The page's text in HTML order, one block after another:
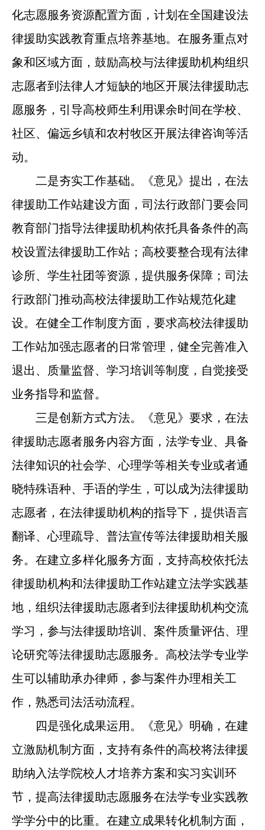
化志愿服务资源配置方面，计划在全国建设法
律援助实践教育重点培养基地。在服务重点对
象和区域方面，鼓励高校与法律援助机构组织
志愿者到法律人才短缺的地区开展法律援助志
愿服务，引导高校师生利用课余时间在学校、
社区、偏远乡镇和农村牧区开展法律咨询等活
动。
二是夯实工作基础。《意见》提出，在法
律援助工作站建设方面，司法行政部门要会同
教育部门指导法律援助机构依托具备条件的高
校设置法律援助工作站；高校要整合现有法律
诊所、学生社团等资源，提供服务保障；司法
行政部门推动高校法律援助工作站规范化建
设。在健全工作制度方面，要求高校法律援助
工作站加强志愿者的日常管理，健全完善准入
退出、质量监督、学习培训等制度，自觉接受
业务指导和监督。
三是创新方式方法。《意见》要求，在法
律援助志愿者服务内容方面，法学专业、具备
法律知识的社会学、心理学等相关专业或者通
晓特殊语种、手语的学生，可以成为法律援助
志愿者，在法律援助机构的指导下，提供语言
翻译、心理疏导、普法宣传等法律援助相关服
务。在建立多样化服务方面，支持高校依托法
律援助机构和法律援助工作站建立法学实践基
地，组织法律援助志愿者到法律援助机构交流
学习，参与法律援助培训、案件质量评估、理
论研究等法律援助志愿服务。高校法学专业学
生可以辅助承办律师，参与案件办理相关工
作，熟悉司法活动流程。
四是强化成果运用。《意见》明确，在建
立激励机制方面，支持有条件的高校将法律援
助纳入法学院校人才培养方案和实习实训环
节，提高法律援助志愿服务在法学专业实践教
学学分中的比重。在建立成果转化机制方面，